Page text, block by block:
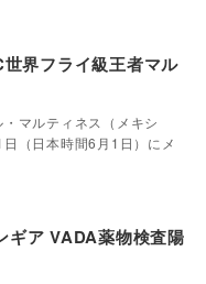
界フライ級王者マル
マルティネス（メキシ
（日本時間6月1日）にメ
ギア VADA薬物検査陽